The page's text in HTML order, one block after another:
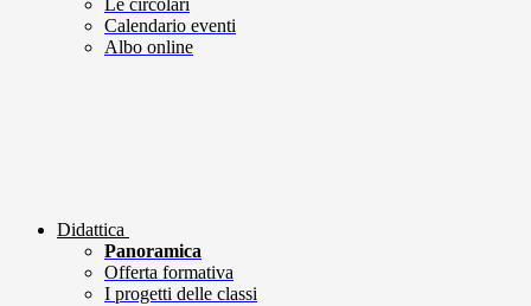
Le circolari
Calendario eventi
Albo online
Didattica
Panoramica
Offerta formativa
I progetti delle classi